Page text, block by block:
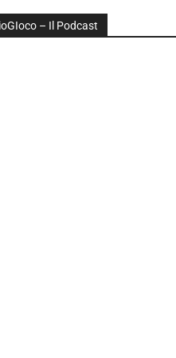
ioGIoco – Il Podcast